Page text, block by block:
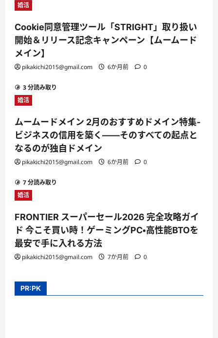
婚活
Cookie同意管理ツール「STRIGHT」取り扱い
開始＆リリース記念キャンペーン【ムームード
メイン】
pikakichi2015@gmail.com 6か月前 0
3 分読み取り
婚活
ムームードメイン 2月のおすすめドメイン特集-
ビジネスの信用を築く――そのすべての起点と
なるのが独自ドメイン
pikakichi2015@gmail.com 6か月前 0
7 分読み取り
婚活
FRONTIER スーパーセール2026 完全攻略ガイ
ド 今こそ買い時！ゲーミングPC・高性能BTOを
最安で手に入れる方法
pikakichi2015@gmail.com 7か月前 0
PR:PK